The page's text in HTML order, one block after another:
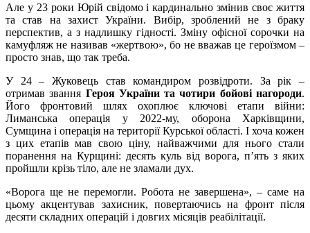
Але у 23 роки Юрій свідомо і кардинально змінив своє життя
та став на захист України. Вибір, зроблений не з браку
перспектив, а з надлишку гідності. Зміну офісної сорочки на
камуфляж не називав «жертвою», бо не вважав це героїзмом –
просто знав, що так треба.
У 24 – Жуковець став командиром розвідроти. За рік –
отримав звання Героя України та чотири бойові нагороди.
Його фронтовий шлях охоплює ключові етапи війни:
Лиманська операція у 2022-му, оборона Харківщини,
Сумщина і операція на території Курської області. І хоча кожен
з цих етапів мав свою ціну, найважчими для нього стали
поранення на Курщині: десять куль від ворога, п’ять з яких
пройшли крізь тіло, але не зламали дух.
«Ворога ще не перемогли. Робота не завершена», – саме на
цьому акцентував захисник, повертаючись на фронт після
десяти складних операцій і довгих місяців реабілітації.